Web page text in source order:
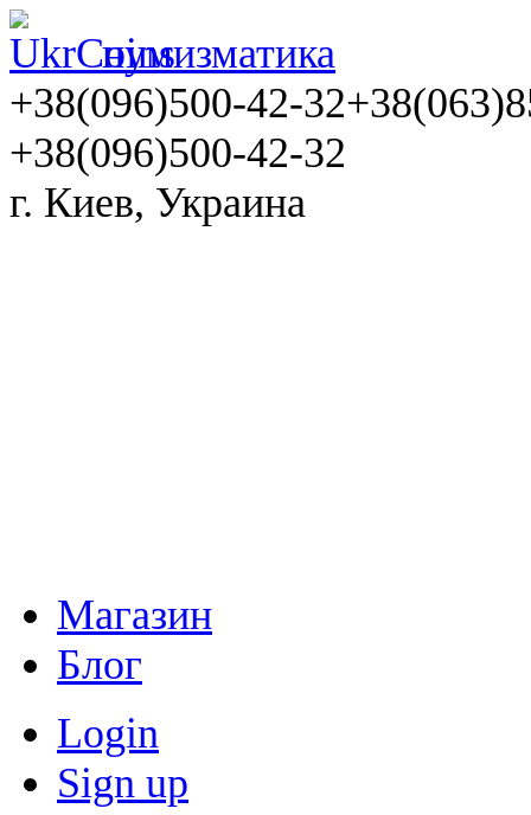
нумизматика
+38(096)500-42-32
+38(096)500-42-32
г. Киев, Украина
Магазин
Блог
Login
Sign up